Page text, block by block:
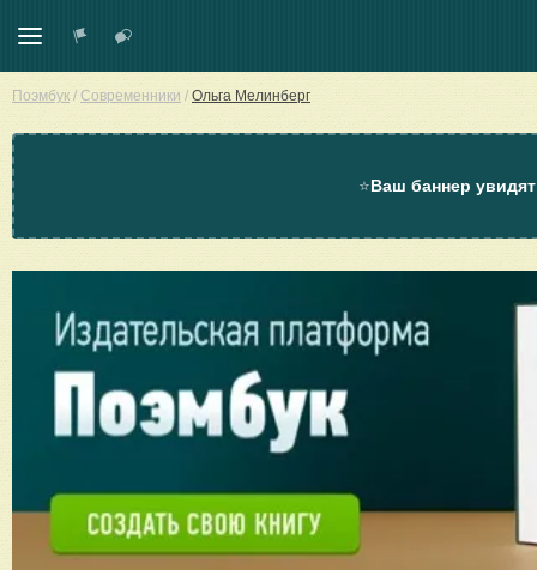
Поэмбук / Современники / Ольга Мелинберг
⭐Ваш баннер